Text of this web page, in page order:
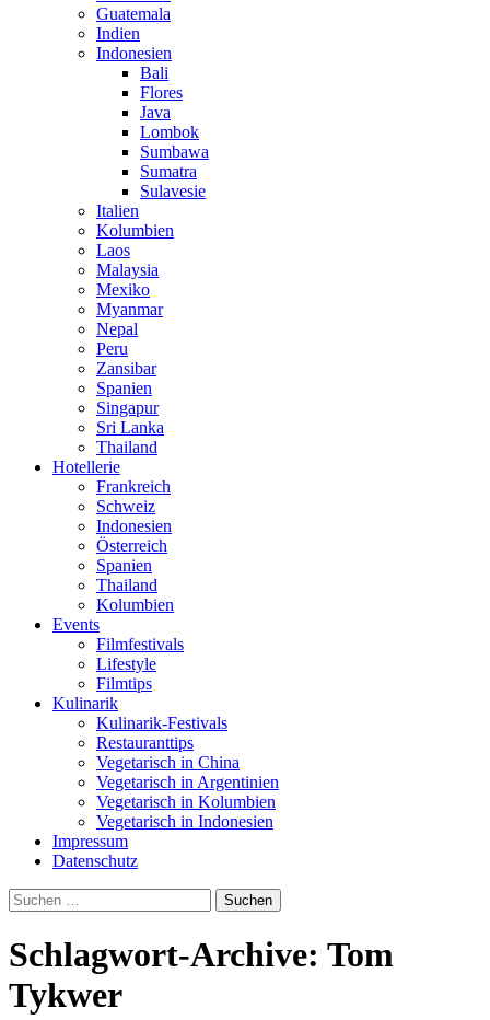
Guatemala
Indien
Indonesien
Bali
Flores
Java
Lombok
Sumbawa
Sumatra
Sulavesie
Italien
Kolumbien
Laos
Malaysia
Mexiko
Myanmar
Nepal
Peru
Zansibar
Spanien
Singapur
Sri Lanka
Thailand
Hotellerie
Frankreich
Schweiz
Indonesien
Österreich
Spanien
Thailand
Kolumbien
Events
Filmfestivals
Lifestyle
Filmtips
Kulinarik
Kulinarik-Festivals
Restauranttips
Vegetarisch in China
Vegetarisch in Argentinien
Vegetarisch in Kolumbien
Vegetarisch in Indonesien
Impressum
Datenschutz
Suchen
nach:
Schlagwort-Archive: Tom
Tykwer